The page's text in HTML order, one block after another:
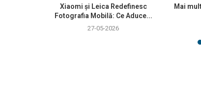
Xiaomi și Leica Redefinesc
Fotografia Mobilă: Ce Aduce...
27-05-2026
Mai